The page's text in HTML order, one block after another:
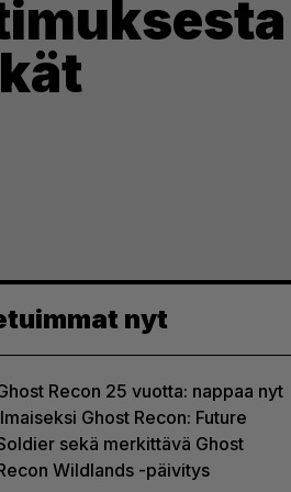
nyt
Recon 25 vuotta: nappaa nyt
Ghost Recon: Future
sekä merkittävä Ghost
Wildlands -päivitys